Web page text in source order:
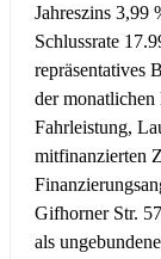
Jahreszins 3,99
Schlussrate
repräsentatives
der
Fahrleistung,
mitfinanzierten
Gifhorner Str.
als